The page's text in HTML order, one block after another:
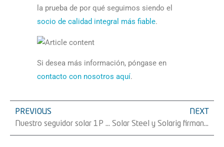
la prueba de por qué seguimos siendo el
socio de calidad integral más fiable.
Si desea más información, póngase en
contacto con nosotros aquí.
PREVIOUS
Nuestro seguidor solar 1P en InterSolar Europe 2025
NEXT
Solar Steel y Solarig firman un acuerdo para el suministro de 130 MW de seguidores solares y estructura fija en Italia